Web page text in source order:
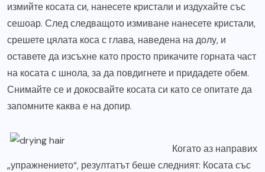
измийте косата си, нанесете кристали и издухайте със
сешоар. След следващото измиване нанесете кристали,
срешете цялата коса с глава, наведена на долу, и
оставете да изсъхне като просто прикачите горната част
на косата с шнола, за да повдигнете и придадете обем.
Снимайте се и докосвайте косата си като се опитате да
запомните каква е на допир.
Когато аз направих
„упражнението“, резултатът беше следният: Косата със